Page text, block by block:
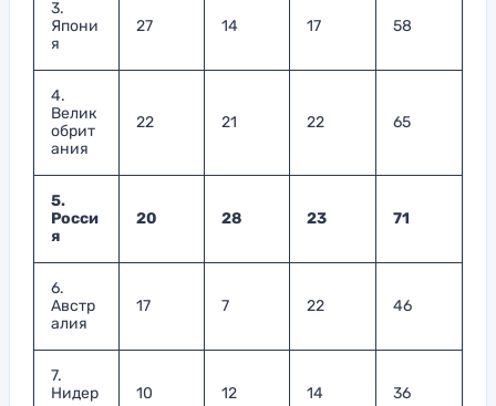
3.
Япони
я
27 14 17 58
4.
Велик
обрит
ания
22 21 22 65
5.
Росси
я
20 28 23 71
6.
Австр
алия
17 7 22 46
7.
Нидер
10 12 14 36